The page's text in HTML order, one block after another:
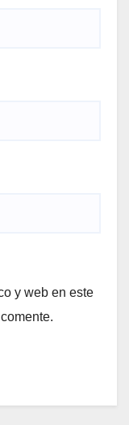
y web en este